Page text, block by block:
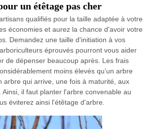
un étêtage pas cher
qualifiés pour la taille adaptée à votre
économies et aurez la chance d'avoir votre
Demandez une taille d'initiation à vos
éprouvés pourront vous aider
de dépenser beaucoup après. Les frais
moins élevés qu’un arbre
arbre qui arrive, une fois à maturité, aux
Ainsi, il faut planter l'arbre convenable au
éviterez ainsi l'étêtage d'arbre.